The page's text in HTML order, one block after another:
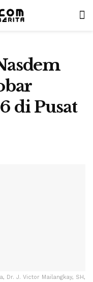
di Pusat
Dr. J. Victor Mailangkay, SH,